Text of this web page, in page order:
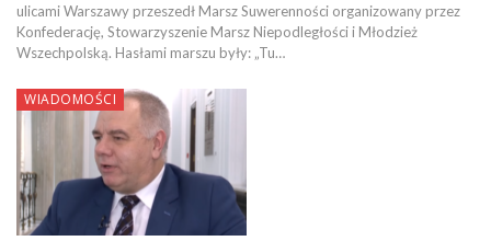
ulicami Warszawy przeszedł Marsz Suwerenności organizowany przez
Konfederację, Stowarzyszenie Marsz Niepodległości i Młodzież
Wszechpolską. Hasłami marszu były: „Tu…
WIADOMOŚCI